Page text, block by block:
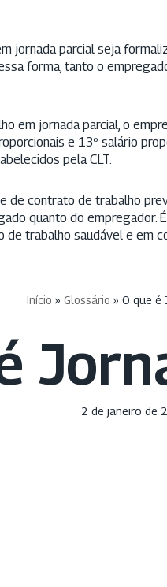
jornada parcial seja
forma, tanto o
em jornada parcial, o
e 13º salário
pela CLT.
de contrato de trabalho
quanto do empregador.
trabalho saudável e em
Início »Glossário »O que é
2 de janeiro de